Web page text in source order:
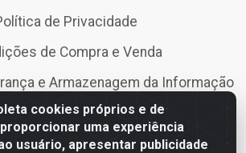
cookies próprios e de
uma experiência
usuário, apresentar publicidade
de Privacidade
de Compra e Venda
e Armazenagem da Informação
troca, arrependimento e
cancelamento